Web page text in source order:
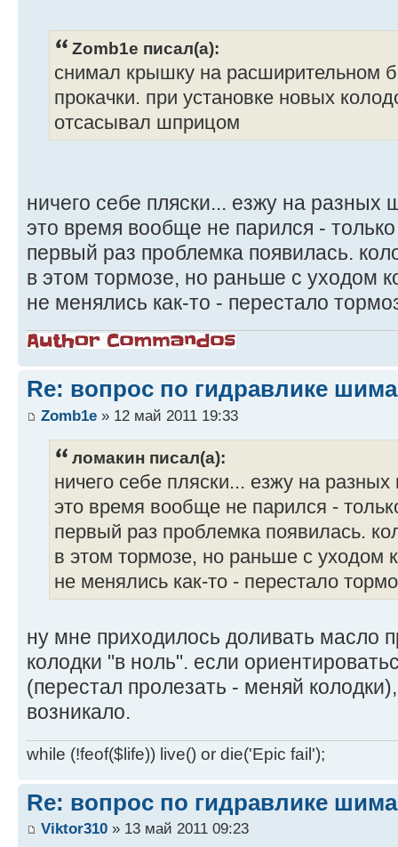
Zomb1e писал(а):
снимал крышку на расширительном
прокачки. при установке новых
отсасывал шприцом
ничего себе пляски... езжу на разных
это время вообще не парился -
первый раз проблемка появилась.
в этом тормозе, но раньше с уходом
не менялись как-то - перестало
Re: вопрос по гидравлике
Zomb1e » 12 май 2011 19:33
ломакин писал(а):
ничего себе пляски... езжу на
это время вообще не парился -
первый раз проблемка появилась.
в этом тормозе, но раньше с уходом
не менялись как-то - перестало
ну мне приходилось доливать масло
колодки "в ноль". если
(перестал пролезать - меняй
возникало.
while (!feof($life)) live() or die('Epic fail');
Re: вопрос по гидравлике
Viktor310 » 13 май 2011 09:23